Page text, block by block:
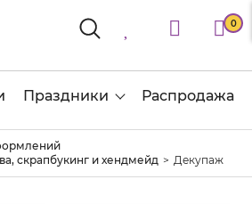
0
Праздники Распродажа
скрапбукинг и хендмейд
Декупаж